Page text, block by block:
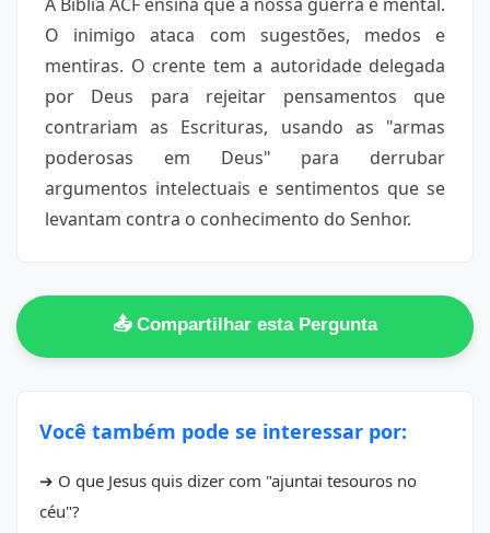
O inimigo ataca com sugestões, medos e
mentiras. O crente tem a autoridade delegada
por Deus para rejeitar pensamentos que
contrariam as Escrituras, usando as "armas
poderosas em Deus" para derrubar
argumentos intelectuais e sentimentos que se
levantam contra o conhecimento do Senhor.
📤 Compartilhar esta Pergunta
Você também pode se interessar por:
➔ O que Jesus quis dizer com "ajuntai tesouros no
céu"?